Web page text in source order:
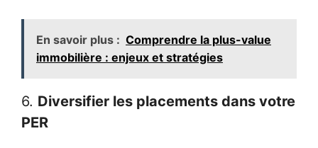
En savoir plus : Comprendre la plus-value
immobilière : enjeux et stratégies
6. Diversifier les placements dans votre
PER